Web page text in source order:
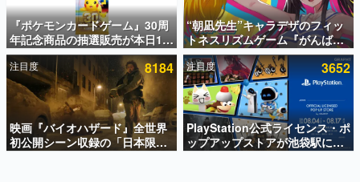
アプリセール情報
インタビュー
連載・特集一覧
殿堂入り記事
SNS拡散数が数千以上！ ページビュー数万以上！ などな
ど。多くの人々に読まれた、電ファミ渾身の“殿堂入り”記
事をまとめました。
『ポケモンカードゲーム』30周
年記念商品の抽選販売が本日12
時より開始。拡張パック「30th
CELEBRATION」のボックス
に、「プレミアムデッキセット
エーフィ・ブラッキー」
「FUTURISTIC BOX」の計3商
品
“朝凪先生”キャラデザのフィッ
トネスリズムゲーム『がんば
れ！チアリズム』Steamストア
ページが公開。キャラクターの
CVは陽向葵ゅかさん
注目度 8184
映画『バイオハザード』全世界
初公開シーン収録の「日本限
定」予告映像が解禁。バイオの
注目度 3652
PlayStation公式ライセンス・ポ
ップアップストアが池袋駅にて
期間限定で開催。夏のアパレル